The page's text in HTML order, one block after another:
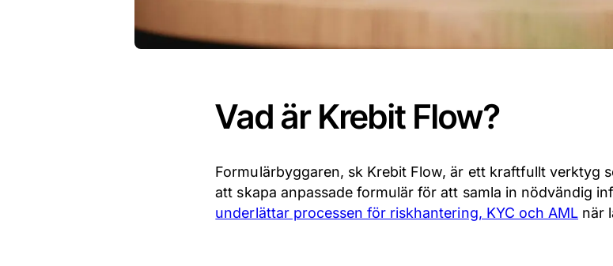
Vad är Krebit Flow?
Formulärbyggaren, sk Krebit Flow, är ett kraftfullt verktyg
att skapa anpassade formulär för att samla in nödvändig
underlättar processen för riskhantering, KYC och AML när